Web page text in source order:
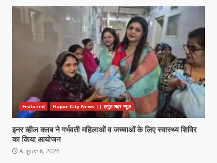
Featured Hapur City News || हापुड़ शहर न्यूज़
इनर व्हील क्लब ने गर्भवती महिलाओं व जच्चाओं के लिए स्वास्थ्य शिविर
का किया आयोजन
August 6, 2026